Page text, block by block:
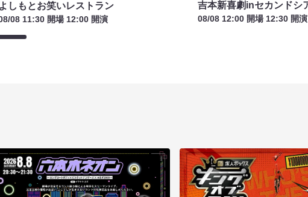
しもとお笑いレストラン
08 11:30 開場 12:00 開演
吉本新喜劇inセカンドシ
08/08 12:00 開場 12:30 開演